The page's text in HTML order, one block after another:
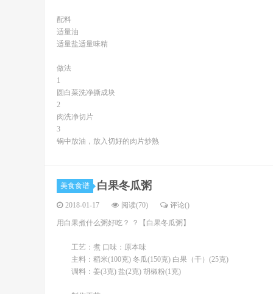
配料
适量油
适量盐适量味精
做法
1
圆白菜洗净撕成块
2
肉洗净切片
3
锅中放油，放入切好的肉片炒熟
美食食谱 白果冬瓜粥
2018-01-17 阅读(70) 评论()
用白果煮什么粥好吃？ ？【白果冬瓜粥】
工艺：煮 口味：原本味
主料：稻米(100克) 冬瓜(150克) 白果（干）(25克)
调料：姜(3克) 盐(2克) 胡椒粉(1克)